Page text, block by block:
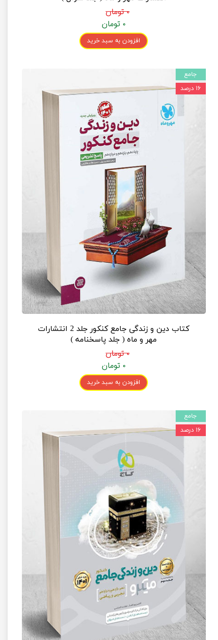
۰ تومان
۰ تومان
افزودن به سبد خرید
کتاب دین و زندگی جامع کنکور جلد 2 انتشارات
مهر و ماه ( جلد پاسخنامه )
۰ تومان
۰ تومان
افزودن به سبد خرید
جامع
۱۶ درصد
جامع
۱۶ درصد